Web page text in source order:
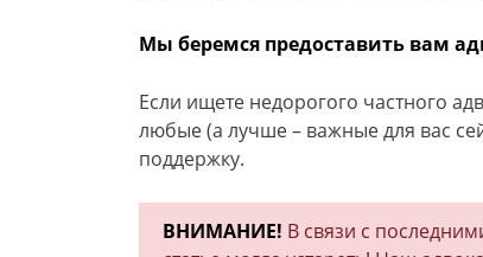
Мы беремся предоставить вам
Если ищете недорогого частного
любые (а лучше – важные для вас
поддержку.
ВНИМАНИЕ! В связи с